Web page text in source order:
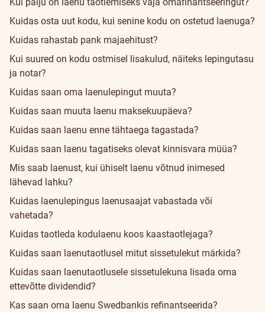
Kuidas osta uut kodu, kui senine kodu on ostetud laenuga?
Kuidas rahastab pank majaehitust?
Kui suured on kodu ostmisel lisakulud, näiteks lepingutasu
ja notar?
Kuidas saan oma laenulepingut muuta?
Kuidas saan muuta laenu maksekuupäeva?
Kuidas saan laenu enne tähtaega tagastada?
Kuidas saan laenu tagatiseks olevat kinnisvara müüa?
Mis saab laenust, kui ühiselt laenu võtnud inimesed
lähevad lahku?
Kuidas laenulepingus laenusaajat vabastada või
vahetada?
Kuidas taotleda kodulaenu koos kaastaotlejaga?
Kuidas saan laenutaotlusel mitut sissetulekut märkida?
Kuidas saan laenutaotlusele sissetulekuna lisada oma
ettevõtte dividendid?
Kas saan oma laenu Swedbankis refinantseerida?